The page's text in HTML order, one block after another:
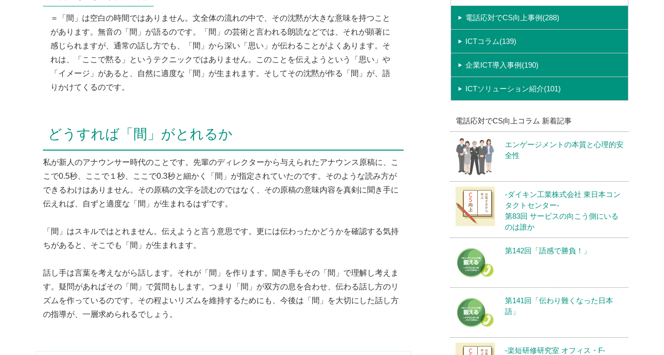
＝「間」は空白の時間ではありません。文全体の流れの中で、その沈黙が大きな意味を持つこと
があります。無音の「間」が語るのです。「間」の芸術と言われる朗読などでは、それが顕著に
感じられますが、通常の話し方でも、「間」から深い「思い」が伝わることがよくあります。そ
れは、「ここで黙る」というテクニックではありません。このことを伝えようという「思い」や
「イメージ」があると、自然に適度な「間」が生まれます。そしてその沈黙が作る「間」が、語
りかけてくるのです。
どうすれば「間」がとれるか
私が新人のアナウンサー時代のことです。先輩のディレクターから与えられたアナウンス原稿に、こ
こで0.5秒、ここで１秒、ここで0.3秒と細かく「間」が指定されていたのです。そのような読み方が
できるわけはありません。その原稿の文字を読むのではなく、その原稿の意味内容を真剣に聞き手に
伝えれば、自ずと適度な「間」が生まれるはずです。
「間」はスキルではとれません。伝えようと言う意思です。更には伝わったかどうかを確認する気持
ちがあると、そこでも「間」が生まれます。
話し手は言葉を考えながら話します。それが「間」を作ります。聞き手もその「間」で理解し考えま
す。疑問があればその「間」で質問もします。つまり「間」が双方の息を合わせ、伝わる話し方のリ
ズムを作っているのです。その程よいリズムを維持するためにも、今後は「間」を大切にした話し方
の指導が、一層求められるでしょう。
電話応対でCS向上事例(288)
ICTコラム(139)
企業ICT導入事例(190)
ICTソリューション紹介(101)
電話応対でCS向上コラム 新着記事
エンゲージメントの本質と心理的安
全性
-ダイキン工業株式会社 東日本コン
タクトセンター-
第83回 サービスの向こう側にいる
のは誰か
第142回「語感で勝負！」
第141回「伝わり難くなった日本
語」
-楽短研修研究室 オフィス・F-